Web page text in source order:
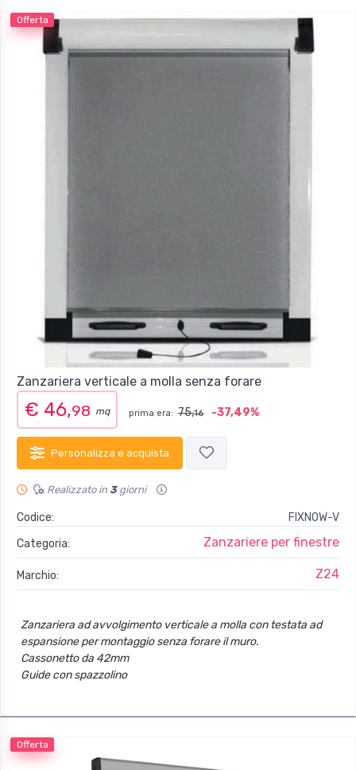
Offerta
Zanzariera verticale a molla senza forare
€ 46,98 mq prima era: 75,16 -37,49%
Personalizza e acquista
Realizzato in 3giorni
Codice:
FIXNOW-V
Categoria:
Zanzariere per finestre
Marchio: Z24
Zanzariera ad avvolgimento verticale a molla con testata ad
espansione per montaggio senza forare il muro.
Cassonetto da 42mm
Guide con spazzolino
Offerta